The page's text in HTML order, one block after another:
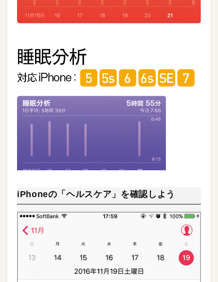
iPhoneの「ヘルスケア」を確認しよう